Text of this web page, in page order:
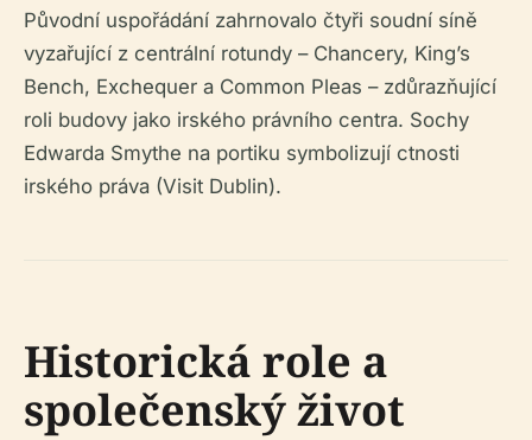
Původní uspořádání zahrnovalo čtyři soudní síně
vyzařující z centrální rotundy – Chancery, King’s
Bench, Exchequer a Common Pleas – zdůrazňující
roli budovy jako irského právního centra. Sochy
Edwarda Smythe na portiku symbolizují ctnosti
irského práva (Visit Dublin).
Historická role a
společenský život